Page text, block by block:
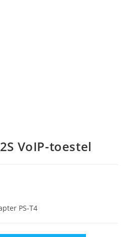
VoIP-toestel
PS-T4